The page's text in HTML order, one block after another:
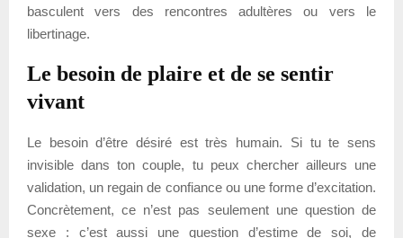
basculent vers des rencontres adultères ou vers le
libertinage.
Le besoin de plaire et de se sentir
vivant
Le besoin d’être désiré est très humain. Si tu te sens
invisible dans ton couple, tu peux chercher ailleurs une
validation, un regain de confiance ou une forme d’excitation.
Concrètement, ce n’est pas seulement une question de
sexe : c’est aussi une question d’estime de soi, de